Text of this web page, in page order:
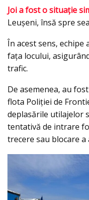
Joi a fost o situație
Leușeni, însă spre
În acest sens, echipe
fața locului,
trafic.
De asemenea, au
flota Poliției de
deplasările utilajelor
tentativă de intrare
trecere sau blocare a